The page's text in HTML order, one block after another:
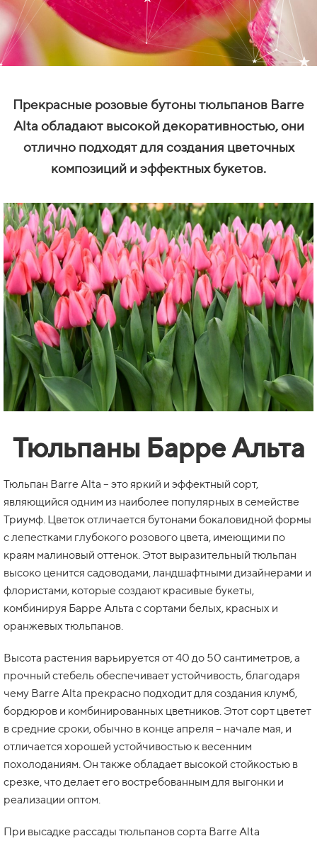
Прекрасные розовые бутоны тюльпанов Barre
Alta обладают высокой декоративностью, они
отлично подходят для создания цветочных
композиций и эффектных букетов.
Тюльпаны Барре Альта
Тюльпан Barre Alta – это яркий и эффектный сорт,
являющийся одним из наиболее популярных в семействе
Триумф. Цветок отличается бутонами бокаловидной формы
с лепестками глубокого розового цвета, имеющими по
краям малиновый оттенок. Этот выразительный тюльпан
высоко ценится садоводами, ландшафтными дизайнерами и
флористами, которые создают красивые букеты,
комбинируя Барре Альта с сортами белых, красных и
оранжевых тюльпанов.
Высота растения варьируется от 40 до 50 сантиметров, а
прочный стебель обеспечивает устойчивость, благодаря
чему Barre Alta прекрасно подходит для создания клумб,
бордюров и комбинированных цветников. Этот сорт цветет
в средние сроки, обычно в конце апреля – начале мая, и
отличается хорошей устойчивостью к весенним
похолоданиям. Он также обладает высокой стойкостью в
срезке, что делает его востребованным для выгонки и
реализации оптом.
При высадке рассады тюльпанов сорта Barre Alta